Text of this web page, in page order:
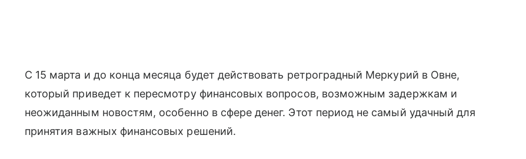
С 15 марта и до конца месяца будет действовать ретроградный Меркурий в Овне,
который приведет к пересмотру финансовых вопросов, возможным задержкам и
неожиданным новостям, особенно в сфере денег. Этот период не самый удачный для
принятия важных финансовых решений.